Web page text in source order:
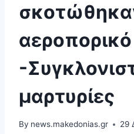
-
μαρτυρίες
By news.makedonias.gr 29